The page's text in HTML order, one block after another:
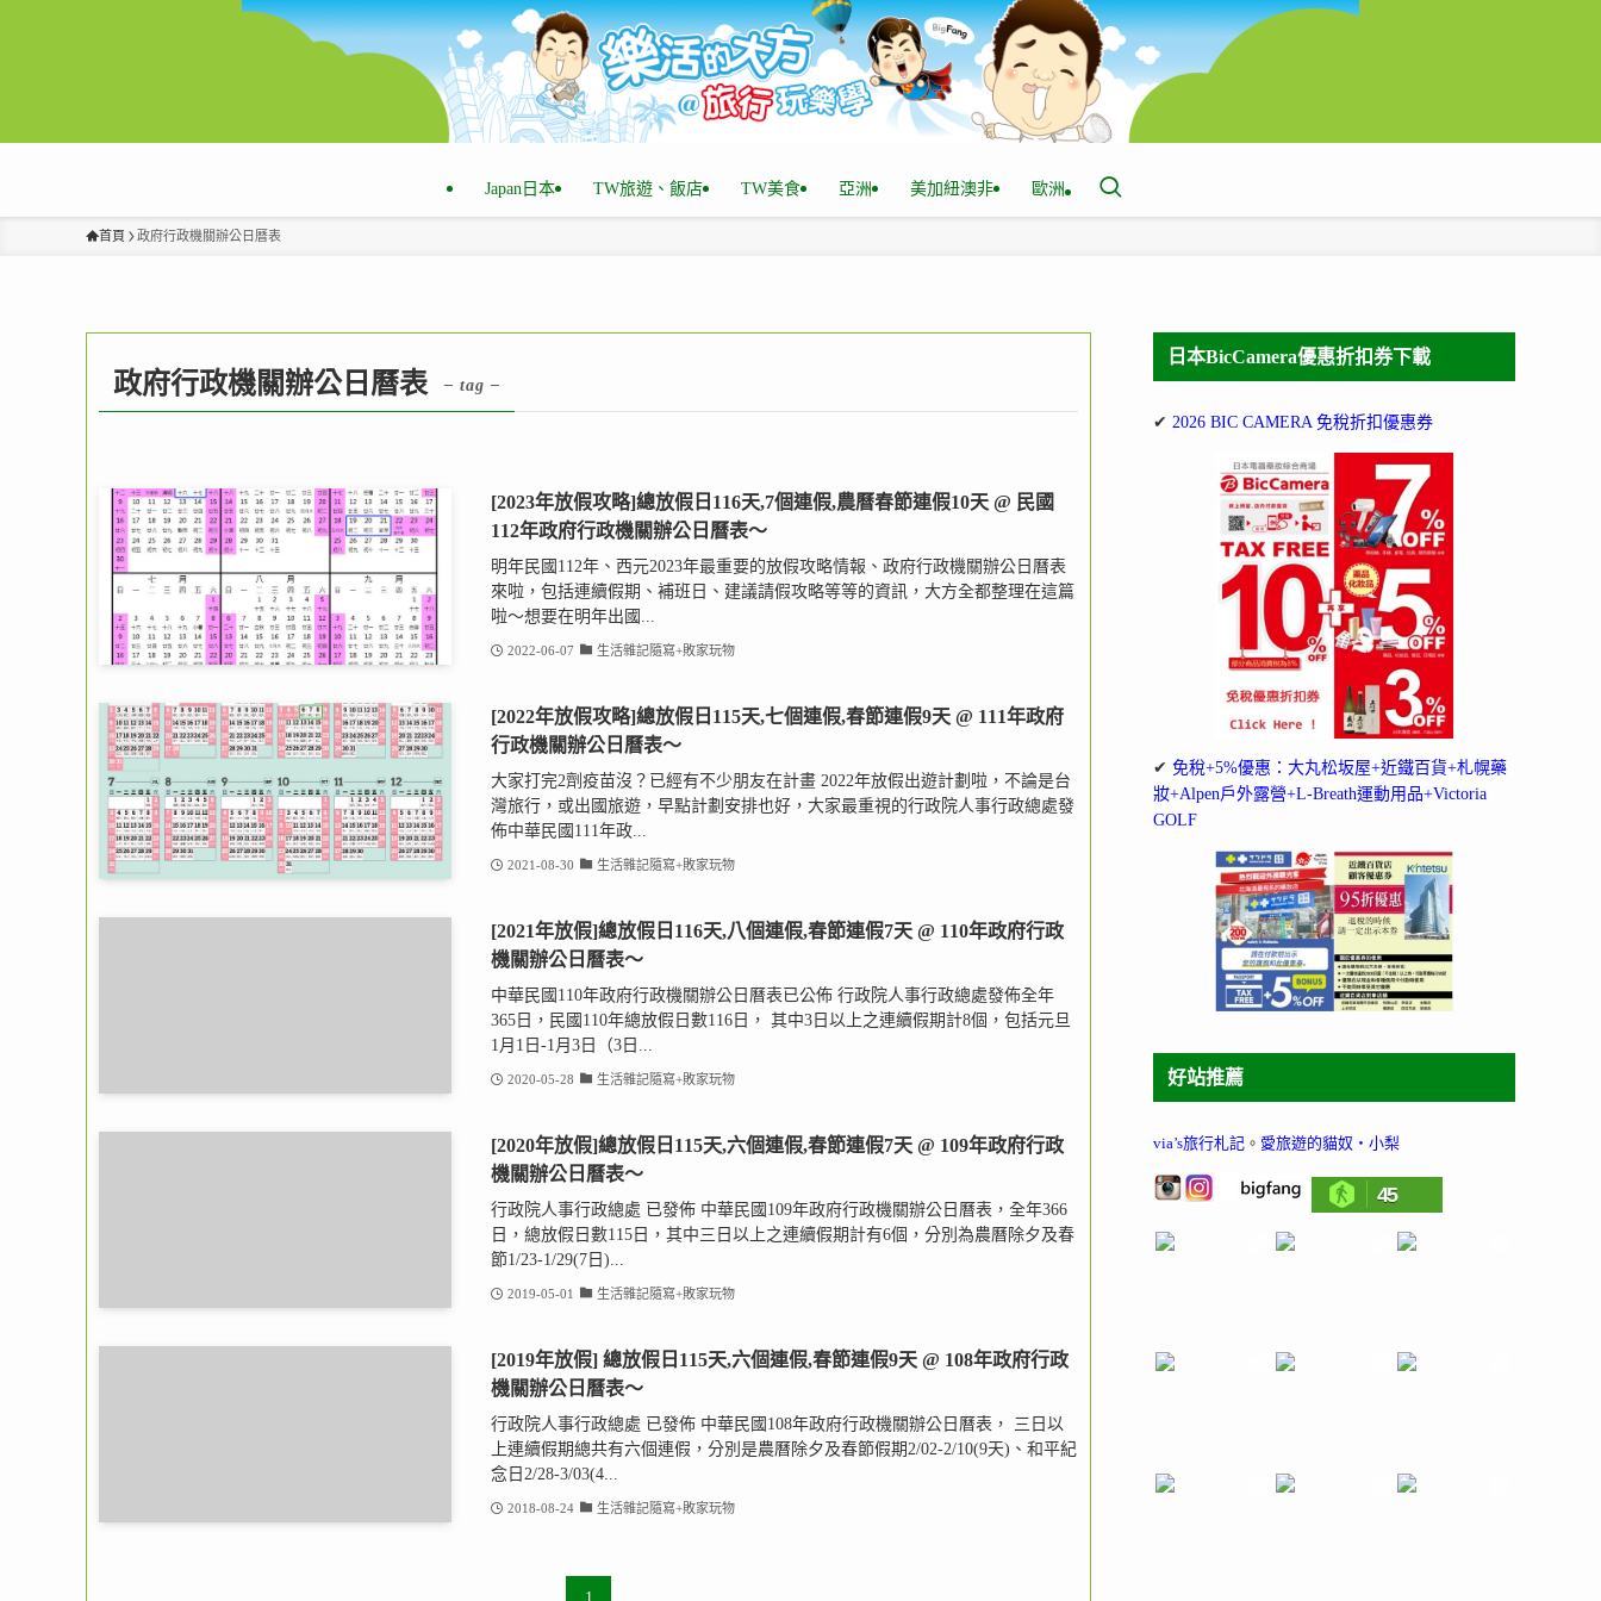
Japan日本 TW旅遊、飯店 TW美食 亞洲 美加紐澳非 歐洲
首頁 政府行政機關辦公日曆表
政府行政機關辦公日曆表 – tag –
[2023年放假攻略]總放假日116天,7個連假,農曆春節連假10天 @ 民國
112年政府行政機關辦公日曆表～
明年民國112年、西元2023年最重要的放假攻略情報、政府行政機關辦公日曆表
來啦，包括連續假期、補班日、建議請假攻略等等的資訊，大方全都整理在這篇
啦～想要在明年出國...
2022-06-07 生活雜記隨寫+敗家玩物
[2022年放假攻略]總放假日115天,七個連假,春節連假9天 @ 111年政府
行政機關辦公日曆表～
大家打完2劑疫苗沒？已經有不少朋友在計畫 2022年放假出遊計劃啦，不論是台
灣旅行，或出國旅遊，早點計劃安排也好，大家最重視的行政院人事行政總處發
佈中華民國111年政...
2021-08-30 生活雜記隨寫+敗家玩物
[2021年放假]總放假日116天,八個連假,春節連假7天 @ 110年政府行政
機關辦公日曆表～
中華民國110年政府行政機關辦公日曆表已公佈 行政院人事行政總處發佈全年
365日，民國110年總放假日數116日， 其中3日以上之連續假期計8個，包括元旦
1月1日-1月3日（3日...
2020-05-28 生活雜記隨寫+敗家玩物
[2020年放假]總放假日115天,六個連假,春節連假7天 @ 109年政府行政
機關辦公日曆表～
行政院人事行政總處 已發佈 中華民國109年政府行政機關辦公日曆表，全年366
日，總放假日數115日，其中三日以上之連續假期計有6個，分別為農曆除夕及春
節1/23-1/29(7日)...
2019-05-01 生活雜記隨寫+敗家玩物
[2019年放假] 總放假日115天,六個連假,春節連假9天 @ 108年政府行政
機關辦公日曆表～
行政院人事行政總處 已發佈 中華民國108年政府行政機關辦公日曆表， 三日以
上連續假期總共有六個連假，分別是農曆除夕及春節假期2/02-2/10(9天)、和平紀
念日2/28-3/03(4...
2018-08-24 生活雜記隨寫+敗家玩物
日本BicCamera優惠折扣券下載
✔ 2026 BIC CAMERA 免稅折扣優惠券
✔ 免稅+5%優惠：大丸松坂屋+近鐵百貨+札幌藥
妝+Alpen戶外露營+L-Breath運動用品+Victoria
GOLF
好站推薦
via’s旅行札記 。 愛旅遊的貓奴‧小梨
45